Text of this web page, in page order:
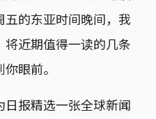
的东亚时间晚间，我
近期值得一读的几条
眼前。
报精选一张全球新闻